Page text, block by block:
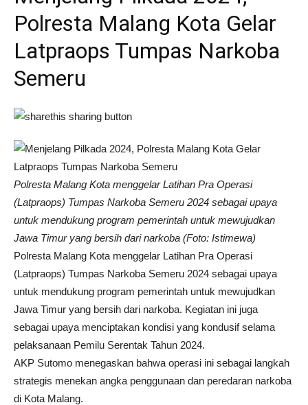
Polresta Malang Kota Gelar
Latpraops Tumpas Narkoba
Semeru
Polresta Malang Kota menggelar Latihan Pra Operasi
(Latpraops) Tumpas Narkoba Semeru 2024 sebagai upaya
untuk mendukung program pemerintah untuk mewujudkan
Jawa Timur yang bersih dari narkoba (Foto: Istimewa)
Polresta Malang Kota menggelar Latihan Pra Operasi
(Latpraops) Tumpas Narkoba Semeru 2024 sebagai upaya
untuk mendukung program pemerintah untuk mewujudkan
Jawa Timur yang bersih dari narkoba. Kegiatan ini juga
sebagai upaya menciptakan kondisi yang kondusif selama
pelaksanaan Pemilu Serentak Tahun 2024.
AKP Sutomo menegaskan bahwa operasi ini sebagai langkah
strategis menekan angka penggunaan dan peredaran narkoba
di Kota Malang.